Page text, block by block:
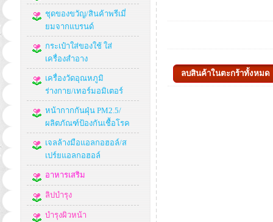
ชุดของขวัญ/สินค้าพรีเมี่
ยมจากแบรนด์
กระเป๋าใส่ของใช้ ใส่
เครื่องสำอาง
เครื่องวัดอุณหภูมิ
ร่างกาย/เทอร์มอมิเตอร์
หน้ากากกันฝุ่น PM2.5/
ผลิตภัณฑ์ป้องกันเชื้อโรค
เจลล้างมือแอลกอฮอล์/ส
เปร์ยแอลกอฮอล์
อาหารเสริม
ลิปบำรุง
บำรุงผิวหน้า